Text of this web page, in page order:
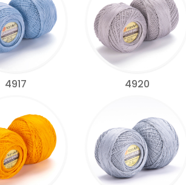
4917 4920